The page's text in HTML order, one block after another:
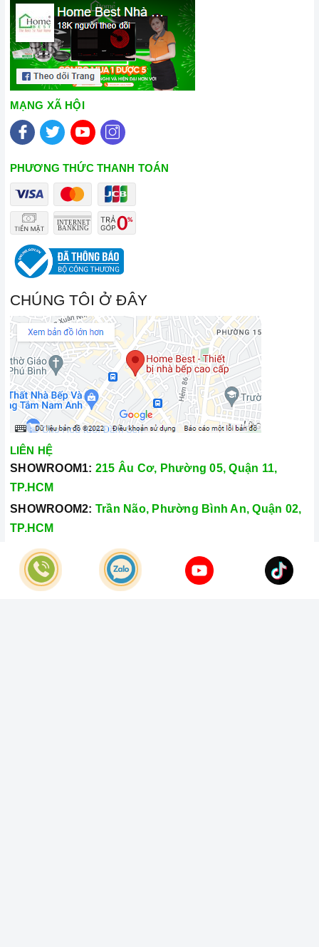
MẠNG XÃ HỘI
PHƯƠNG THỨC THANH TOÁN
CHÚNG TÔI Ở ĐÂY
LIÊN HỆ
SHOWROOM1: 215 Âu Cơ, Phường 05, Quận 11,
TP.HCM
SHOWROOM2: Trần Não, Phường Bình An, Quận 02,
TP.HCM
Hotline:
028.66.79.8989
Khiếu nại: 0933.800.899